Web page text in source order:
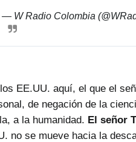
— W Radio Colombia
EE.UU. aquí, el que el
de negación de la
a la humanidad. El señor
no se mueve hacia la